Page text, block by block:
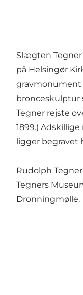
Slægten
på Helsingør
gravmonument
bronceskulptur
Tegner rejste
1899.)
ligger begravet
Rudolph
Tegners
Dronningmølle.